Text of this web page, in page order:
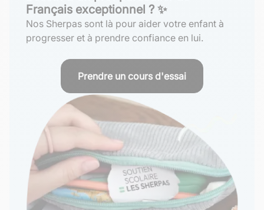
Français exceptionnel ? ✨
Nos Sherpas sont là pour aider votre enfant à
progresser et à prendre confiance en lui.
Prendre un cours d'essai